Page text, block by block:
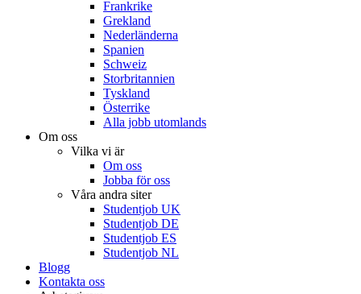
Frankrike
Grekland
Nederländerna
Spanien
Schweiz
Storbritannien
Tyskland
Österrike
Alla jobb utomlands
Om oss
Vilka vi är
Om oss
Jobba för oss
Våra andra siter
Studentjob UK
Studentjob DE
Studentjob ES
Studentjob NL
Blogg
Kontakta oss